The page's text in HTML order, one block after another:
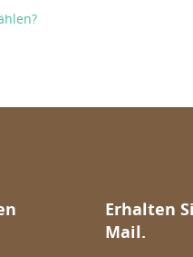
Erhalten
Mail.